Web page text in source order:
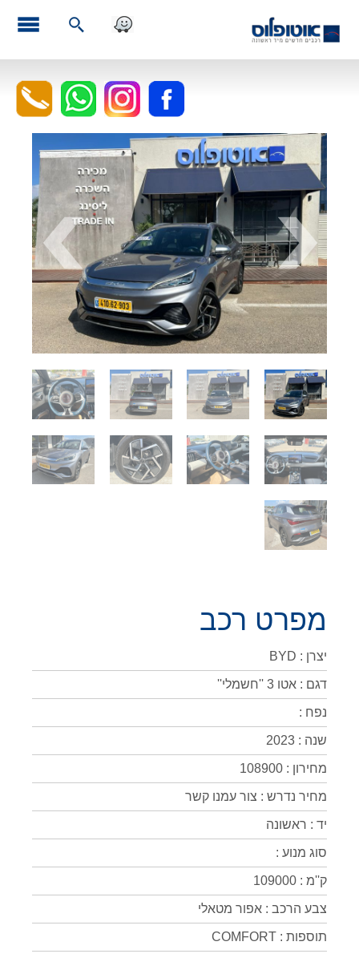
מפרט רכב
יצרן : BYD
דגם : אטו 3 ''חשמלי''
נפח :
שנה : 2023
מחירון : 108900
מחיר נדרש : צור עמנו קשר
יד : ראשונה
סוג מנוע :
ק''מ : 109000
צבע הרכב : אפור מטאלי
תוספות : COMFORT